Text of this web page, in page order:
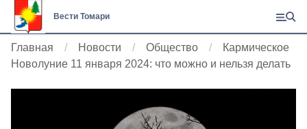
Вести Томари
Главная Новости Общество
Кармическое
Новолуние 11 января 2024: что можно и нельзя делать